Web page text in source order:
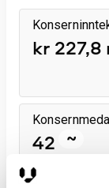
kr 227,8
42 ~